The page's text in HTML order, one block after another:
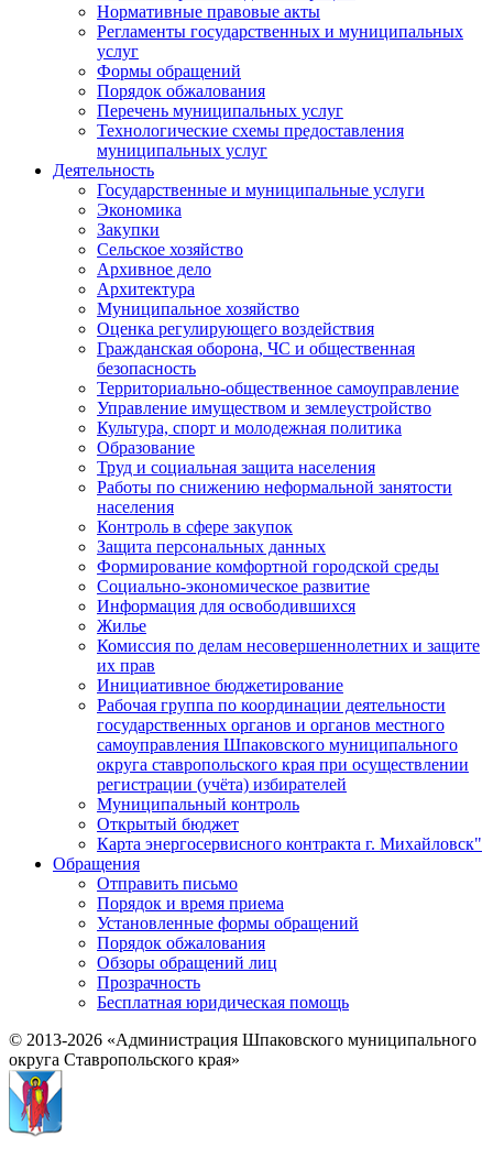
Нормативные правовые акты
Регламенты государственных и муниципальных
услуг
Формы обращений
Порядок обжалования
Перечень муниципальных услуг
Технологические схемы предоставления
муниципальных услуг
Деятельность
Государственные и муниципальные услуги
Экономика
Закупки
Сельское хозяйство
Архивное дело
Архитектура
Муниципальное хозяйство
Оценка регулирующего воздействия
Гражданская оборона, ЧС и общественная
безопасность
Территориально-общественное самоуправление
Управление имуществом и землеустройство
Культура, спорт и молодежная политика
Образование
Труд и социальная защита населения
Работы по снижению неформальной занятости
населения
Контроль в сфере закупок
Защита персональных данных
Формирование комфортной городской среды
Социально-экономическое развитие
Информация для освободившихся
Жилье
Комиссия по делам несовершеннолетних и защите
их прав
Инициативное бюджетирование
Рабочая группа по координации деятельности
государственных органов и органов местного
самоуправления Шпаковского муниципального
округа ставропольского края при осуществлении
регистрации (учёта) избирателей
Муниципальный контроль
Открытый бюджет
Карта энергосервисного контракта г. Михайловск"
Обращения
Отправить письмо
Порядок и время приема
Установленные формы обращений
Порядок обжалования
Обзоры обращений лиц
Прозрачность
Бесплатная юридическая помощь
© 2013-2026 «Администрация Шпаковского муниципального
округа Ставропольского края»